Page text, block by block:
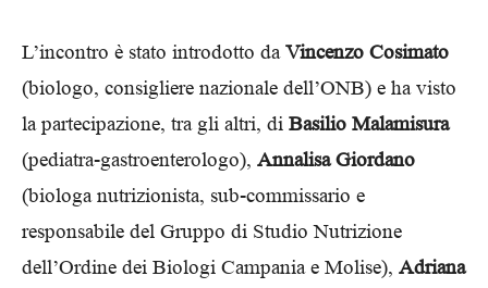
L’incontro è stato introdotto daVincenzo Cosimato
(biologo, consigliere nazionale dell’ONB) e ha visto
la partecipazione, tra gli altri, di Basilio Malamisura
(pediatra-gastroenterologo), Annalisa Giordano
(biologa nutrizionista, sub-commissario e
responsabile del Gruppo di Studio Nutrizione
dell’Ordine dei Biologi Campania e Molise), Adriana